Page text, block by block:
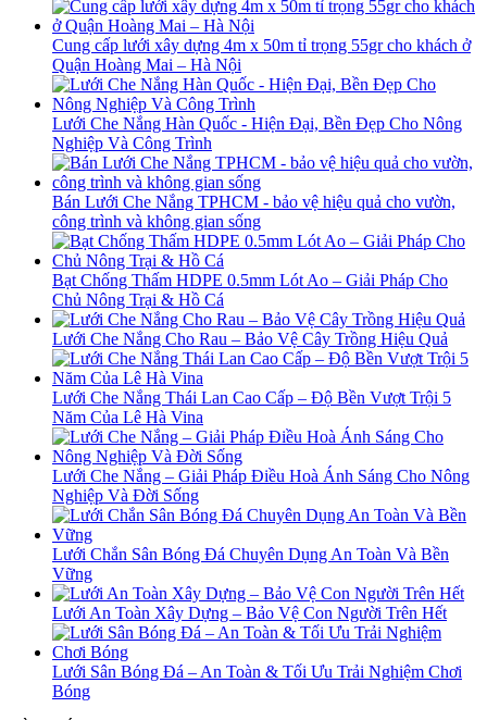
Cung cấp lưới xây dựng 4m x 50m tỉ trọng 55gr cho khách ở
Quận Hoàng Mai – Hà Nội
Lưới Che Nắng Hàn Quốc - Hiện Đại, Bền Đẹp Cho Nông
Nghiệp Và Công Trình
Bán Lưới Che Nắng TPHCM - bảo vệ hiệu quả cho vườn,
công trình và không gian sống
Bạt Chống Thấm HDPE 0.5mm Lót Ao – Giải Pháp Cho
Chủ Nông Trại & Hồ Cá
Lưới Che Nắng Cho Rau – Bảo Vệ Cây Trồng Hiệu Quả
Lưới Che Nắng Thái Lan Cao Cấp – Độ Bền Vượt Trội 5
Năm Của Lê Hà Vina
Lưới Che Nắng – Giải Pháp Điều Hoà Ánh Sáng Cho Nông
Nghiệp Và Đời Sống
Lưới Chắn Sân Bóng Đá Chuyên Dụng An Toàn Và Bền
Vững
Lưới An Toàn Xây Dựng – Bảo Vệ Con Người Trên Hết
Lưới Sân Bóng Đá – An Toàn & Tối Ưu Trải Nghiệm Chơi
Bóng